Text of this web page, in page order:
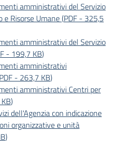
amministrativi del Servizio
e Risorse Umane(PDF - 325,5
amministrativi del Servizio
- 199,7 KB)
amministrativi
PDF - 263,7 KB)
amministrativi Centri per
)
dell'Agenzia con indicazione
organizzative e unità
)